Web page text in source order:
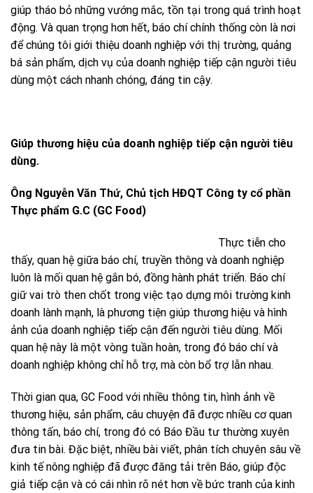
giúp tháo bỏ những vướng mắc, tồn tại trong quá trình hoạt
động. Và quan trọng hơn hết, báo chí chính thống còn là nơi
để chúng tôi giới thiệu doanh nghiệp với thị trường, quảng
bá sản phẩm, dịch vụ của doanh nghiệp tiếp cận người tiêu
dùng một cách nhanh chóng, đáng tin cậy.
Giúp thương hiệu của doanh nghiệp tiếp cận người tiêu
dùng.
Ông Nguyễn Văn Thứ, Chủ tịch HĐQT Công ty cổ phần
Thực phẩm G.C (GC Food)
Thực tiễn cho
thấy, quan hệ giữa báo chí, truyền thông và doanh nghiệp
luôn là mối quan hệ gắn bó, đồng hành phát triển. Báo chí
giữ vai trò then chốt trong việc tạo dựng môi trường kinh
doanh lành mạnh, là phương tiện giúp thương hiệu và hình
ảnh của doanh nghiệp tiếp cận đến người tiêu dùng. Mối
quan hệ này là một vòng tuần hoàn, trong đó báo chí và
doanh nghiệp không chỉ hỗ trợ, mà còn bổ trợ lẫn nhau.
Thời gian qua, GC Food với nhiều thông tin, hình ảnh về
thương hiệu, sản phẩm, câu chuyện đã được nhiều cơ quan
thông tấn, báo chí, trong đó có Báo Đầu tư thường xuyên
đưa tin bài. Đặc biệt, nhiều bài viết, phân tích chuyên sâu về
kinh tế nông nghiệp đã được đăng tải trên Báo, giúp độc
giả tiếp cận và có cái nhìn rõ nét hơn về bức tranh của kinh